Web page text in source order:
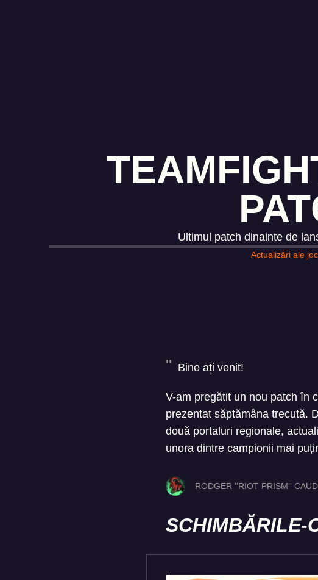
Ultimul patch dinainte de
Actualizări ale
Bine ați venit!
V-am pregătit un nou patch în
prezentat săptămâna trecută.
două portaluri regionale,
unora dintre campionii mai
RODGER ''RIOT PRISM''
SCHIMBĂRILE-